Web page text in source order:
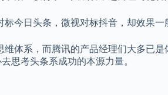
今日头条，微视对标抖音，却效果一
体系，而腾讯的产品经理们大多已是
思考头条系成功的本源力量。